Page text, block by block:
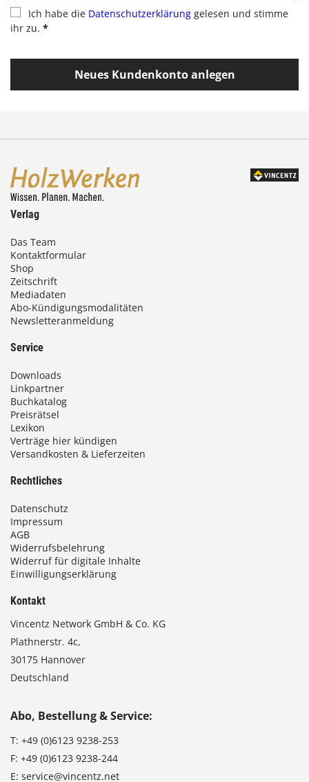
Ich habe die Datenschutzerklärung gelesen und stimme
ihr zu. *
Neues Kundenkonto anlegen
Verlag
Das Team
Kontaktformular
Shop
Zeitschrift
Mediadaten
Abo-Kündigungsmodalitäten
Newsletteranmeldung
Service
Downloads
Linkpartner
Buchkatalog
Preisrätsel
Lexikon
Verträge hier kündigen
Versandkosten & Lieferzeiten
Rechtliches
Datenschutz
Impressum
AGB
Widerrufsbelehrung
Widerruf für digitale Inhalte
Einwilligungserklärung
Kontakt
Vincentz Network GmbH & Co. KG
Plathnerstr. 4c,
30175 Hannover
Deutschland
Abo, Bestellung & Service:
T: +49 (0)6123 9238-253
F: +49 (0)6123 9238-244
E: service@vincentz.net